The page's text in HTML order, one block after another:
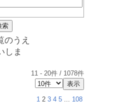
のうえ
しま
11 - 20件 / 1078件
1 2 3 4 5 ... 108